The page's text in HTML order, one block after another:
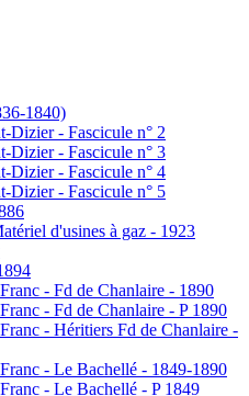
1840)
Dizier - Fascicule n° 2
Dizier - Fascicule n° 3
Dizier - Fascicule n° 4
Dizier - Fascicule n° 5
d'usines à gaz - 1923
- Fd de Chanlaire - 1890
- Fd de Chanlaire - P 1890
- Héritiers Fd de Chanlaire -
- Le Bachellé - 1849-1890
- Le Bachellé - P 1849